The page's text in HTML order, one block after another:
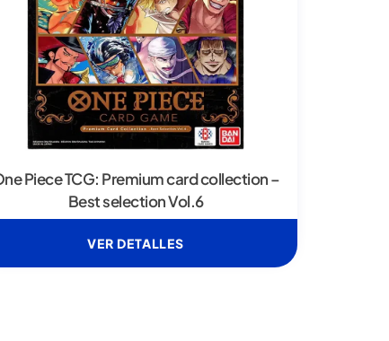
Piece TCG: Premium card collection –
Best selection Vol.6
VER DETALLES